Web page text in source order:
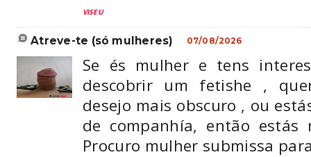
VISEU
atreve-te (só mulheres) 07/08/2026
Se és mulher e tens
descobrir um fetishe ,
desejo mais obscuro , ou
de companhía, então
Procuro mulher submissa